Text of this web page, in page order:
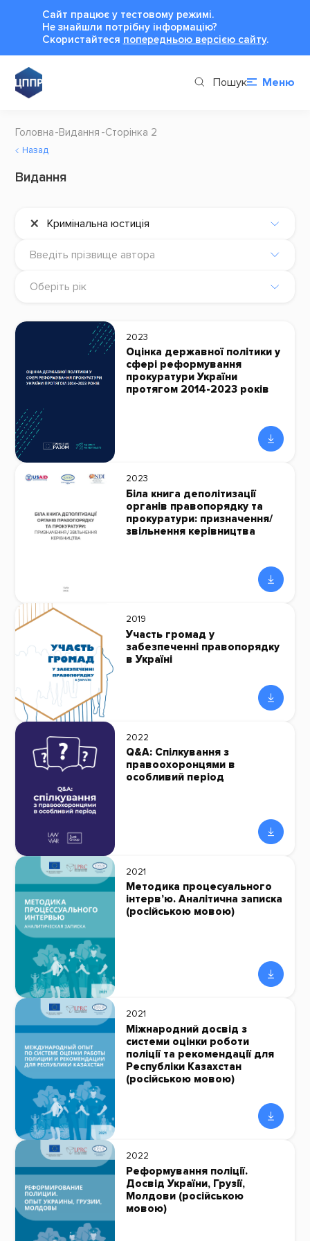
Сайт працює у тестовому режимі.
Не знайшли потрібну інформацію?
Cкористайтеся попередньою версією сайту.
Пошук Меню
Головна Видання Сторінка 2
Назад
Видання
× Кримінальна юстиція
Введіть прізвище автора
Оберіть рік
2023
Оцінка державної політики у
сфері реформування
прокуратури України
протягом 2014-2023 років
2023
Біла книга деполітизації
органів правопорядку та
прокуратури: призначення/
звільнення керівництва
2019
Участь громад у
забезпеченні правопорядку
в Україні
2022
Q&A: Спілкування з
правоохоронцями в
особливий період
2021
Методика процесуального
інтерв’ю. Аналітична записка
(російською мовою)
2021
Міжнародний досвід з
системи оцінки роботи
поліції та рекомендації для
Республіки Казахстан
(російською мовою)
2022
Реформування поліції.
Досвід України, Грузії,
Молдови (російською
мовою)